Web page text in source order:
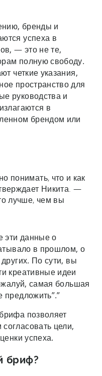
бренды и
успеха в
— это не те,
полную свободу.
четкие указания,
пространство для
руководства и
в
брендом или
понимать, что и как
Никита. —
лучше, чем вы
эти данные о
в прошлом, о
По сути, вы
креативные идеи
самая большая
позволяет
цели,
успеха.
бриф?